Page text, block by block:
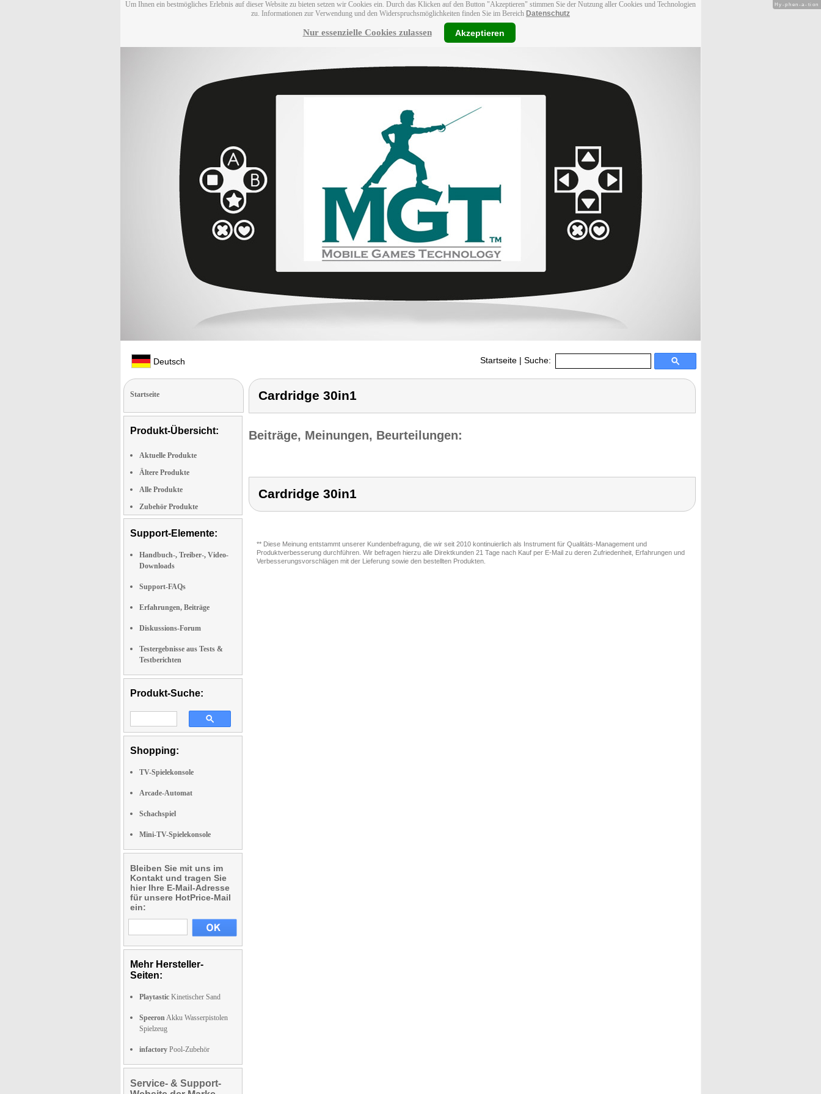
Um Ihnen ein bestmögliches Erlebnis auf dieser Website zu bieten setzen wir Cookies ein. Durch das Klicken auf den Button "Akzeptieren" stimmen Sie der Nutzung aller Cookies und Technologien
zu. Informationen zur Verwendung und den Widerspruchsmöglichkeiten finden Sie im Bereich Datenschutz
Nur essenzielle Cookies zulassen Akzeptieren
Deutsch Startseite | Suche:
Startseite
Produkt-Übersicht:
Aktuelle Produkte
Ältere Produkte
Alle Produkte
Zubehör Produkte
Support-Elemente:
Handbuch-, Treiber-, Video-
Downloads
Support-FAQs
Erfahrungen, Beiträge
Diskussions-Forum
Testergebnisse aus Tests &
Testberichten
Produkt-Suche:
Shopping:
TV-Spielekonsole
Arcade-Automat
Schachspiel
Mini-TV-Spielekonsole
Bleiben Sie mit uns im
Kontakt und tragen Sie
hier Ihre E-Mail-Adresse
für unsere HotPrice-Mail
ein:
Mehr Hersteller-
Seiten:
Playtastic Kinetischer Sand
SpeeronAkku Wasserpistolen
Spielzeug
infactory Pool-Zubehör
Service- & Support-
Cardridge 30in1
Beiträge, Meinungen, Beurteilungen:
Cardridge 30in1
** Diese Meinung entstammt unserer Kundenbefragung, die wir seit 2010 kontinuierlich als Instrument für Qualitäts-Management und
Produktverbesserung durchführen. Wir befragen hierzu alle Direktkunden 21 Tage nach Kauf per E-Mail zu deren Zufriedenheit, Erfahrungen und
Verbesserungsvorschlägen mit der Lieferung sowie den bestellten Produkten.
Hy-phen-a-tion